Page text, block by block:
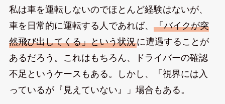
私は車を運転しないのでほとんど経験はないが、
車を日常的に運転する人であれば、 「バイクが突
然飛び出してくる」という状況に遭遇することが
あるだろう。これはもちろん、ドライバーの確認
不足というケースもある。しかし、「視界には入
っているが『見えていない』」場合もある。